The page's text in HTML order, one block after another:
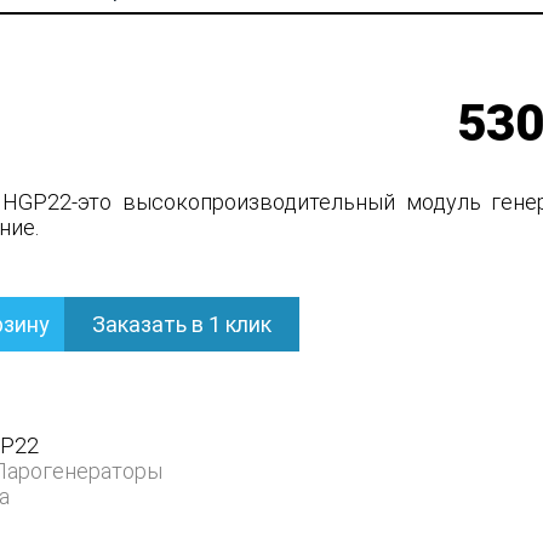
это высокопроизводительный модуль
Заказать в 1 клик